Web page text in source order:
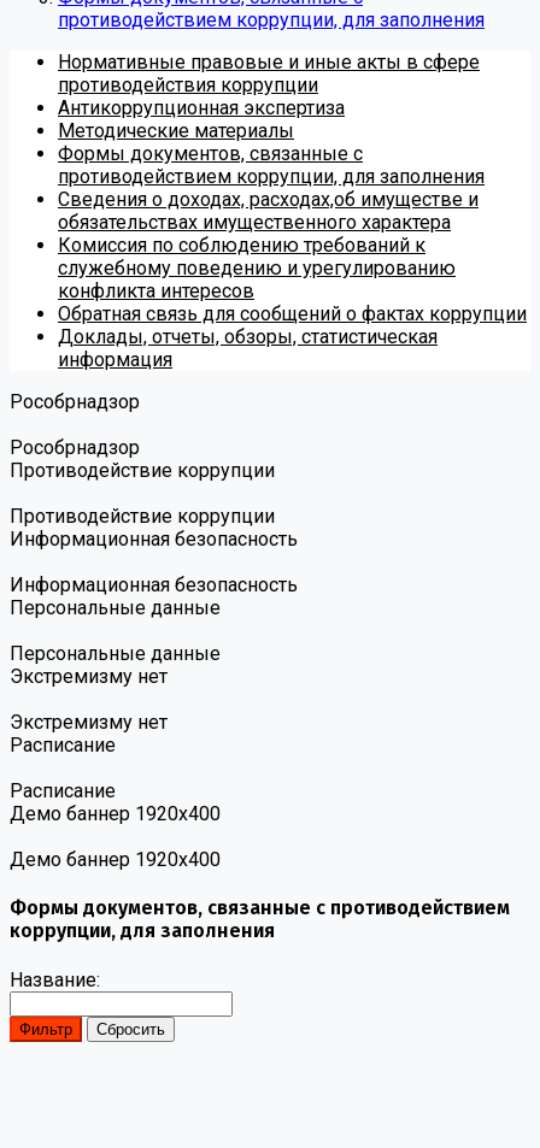
противодействием коррупции, для заполнения
Нормативные правовые и иные акты в сфере
противодействия коррупции
Антикоррупционная экспертиза
Методические материалы
Формы документов, связанные с
противодействием коррупции, для заполнения
Сведения о доходах, расходах,об имуществе и
обязательствах имущественного характера
Комиссия по соблюдению требований к
служебному поведению и урегулированию
конфликта интересов
Обратная связь для сообщений о фактах коррупции
Доклады, отчеты, обзоры, статистическая
информация
Роcобрнадзор
Роcобрнадзор
Противодействие коррупции
Противодействие коррупции
Информационная безопасность
Информационная безопасность
Персональные данные
Персональные данные
Экстремизму нет
Экстремизму нет
Расписание
Расписание
Демо баннер 1920х400
Демо баннер 1920х400
Формы документов, связанные с противодействием
коррупции, для заполнения
Название: